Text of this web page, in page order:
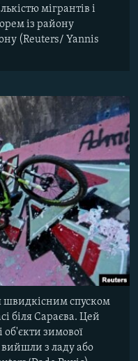
мігрантів і
із району
(Reuters/ Yannis
швидкісним спуском
біля Сараєва. Цей
об'єкти зимової
вийшли з ладу або